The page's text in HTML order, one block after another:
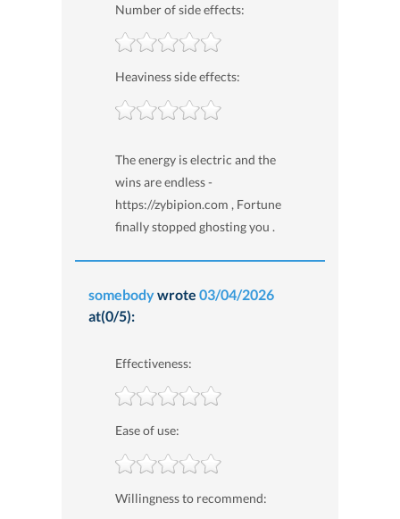
Number of side effects:
Heaviness side effects:
The energy is electric and the
wins are endless -
https://zybipion.com , Fortune
finally stopped ghosting you .
somebodywrote 03/04/2026
at(0/5):
Effectiveness:
Ease of use:
Willingness to recommend: